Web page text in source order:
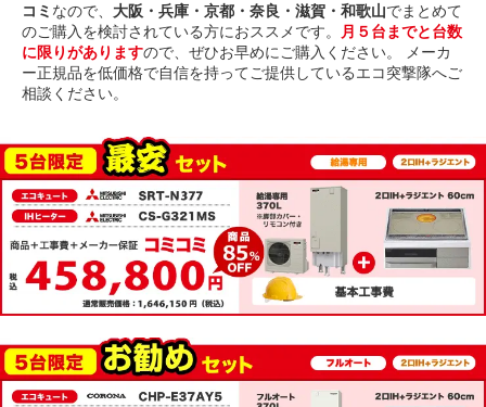
コミ なので、 大阪・兵庫・京都・奈良・滋賀・和歌山でまとめて
のご購入を検討されている方におススメです。
月５台までと台数
に限りがありますので、ぜひお早めにご購入ください。 メーカ
ー正規品を低価格で自信を持ってご提供しているエコ突撃隊へご
相談ください。